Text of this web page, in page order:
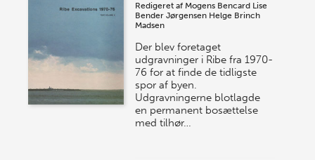
Redigeret af Mogens Bencard Lise
Bender Jørgensen Helge Brinch
Madsen
Der blev foretaget
udgravninger i Ribe fra 1970-
76 for at finde de tidligste
spor af byen.
Udgravningerne blotlagde
en permanent bosættelse
med tilhør…